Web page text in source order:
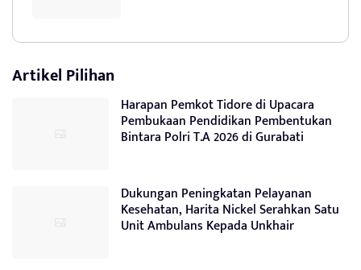
Artikel Pilihan
Harapan Pemkot Tidore di Upacara
Pembukaan Pendidikan Pembentukan
Bintara Polri T.A 2026 di Gurabati
Dukungan Peningkatan Pelayanan
Kesehatan, Harita Nickel Serahkan Satu
Unit Ambulans Kepada Unkhair